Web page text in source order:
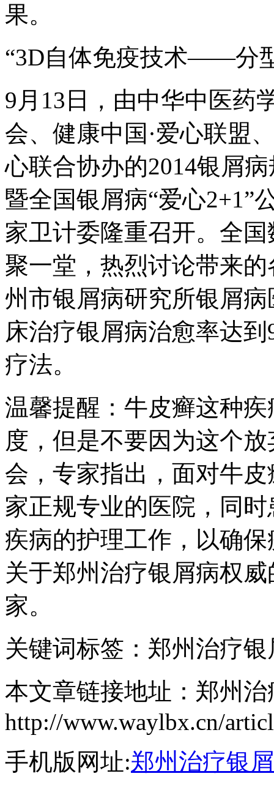
果。
“3D自体免疫技术——分
9月13日，由中华中医药
会、健康中国·爱心联盟
心联合协办的2014银屑
暨全国银屑病“爱心2+1”
家卫计委隆重召开。全
聚一堂，热烈讨论带来
州市银屑病研究所银屑
床治疗银屑病治愈率达
疗法。
温馨提醒：牛皮癣这种
度，但是不要因为这个
会，专家指出，面对牛
家正规专业的医院，同
疾病的护理工作，以确
关于郑州治疗银屑病权
家。
关键词标签：郑州治疗
本文章链接地址：郑州
http://www.waylbx.cn/
手机版网址:郑州治疗银